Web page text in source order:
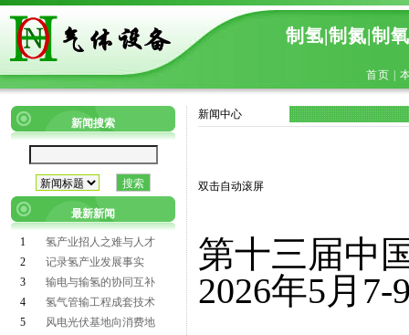
制氢|制氮|制
首页
新闻搜索
最新新闻
1
氢产业招人之难与人才
2
记录氢产业发展事实
3
输电与输氢的协同互补
4
氢气管输工程成套技术
5
风电光伏基地向消费地
新闻中心
双击自动滚屏
第十三届中
2026年5月